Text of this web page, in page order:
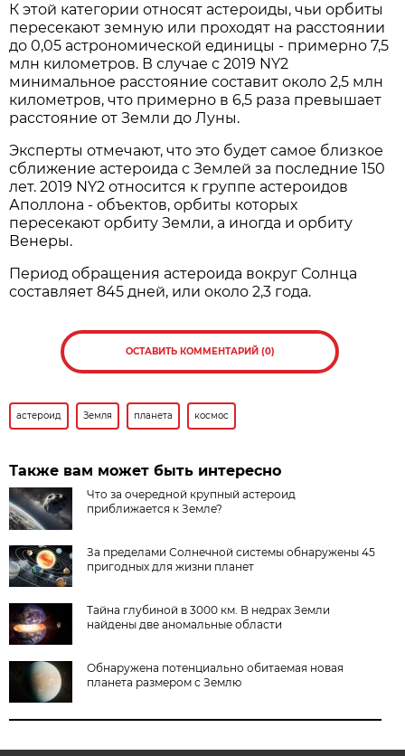
К этой категории относят астероиды, чьи орбиты
пересекают земную или проходят на расстоянии
до 0,05 астрономической единицы - примерно 7,5
млн километров. В случае с 2019 NY2
минимальное расстояние составит около 2,5 млн
километров, что примерно в 6,5 раза превышает
расстояние от Земли до Луны.
Эксперты отмечают, что это будет самое близкое
сближение астероида с Землей за последние 150
лет. 2019 NY2 относится к группе астероидов
Аполлона - объектов, орбиты которых
пересекают орбиту Земли, а иногда и орбиту
Венеры.
Период обращения астероида вокруг Солнца
составляет 845 дней, или около 2,3 года.
ОСТАВИТЬ КОММЕНТАРИЙ (0)
астероид Земля планета космос
Также вам может быть интересно
Что за очередной крупный астероид
приближается к Земле?
За пределами Солнечной системы обнаружены 45
пригодных для жизни планет
Тайна глубиной в 3000 км. В недрах Земли
найдены две аномальные области
Обнаружена потенциально обитаемая новая
планета размером с Землю